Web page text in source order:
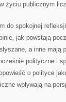
życiu publicznym
do spokojnej
jak powstają
a inne mają
polityczne i
o polityce
wpływają na